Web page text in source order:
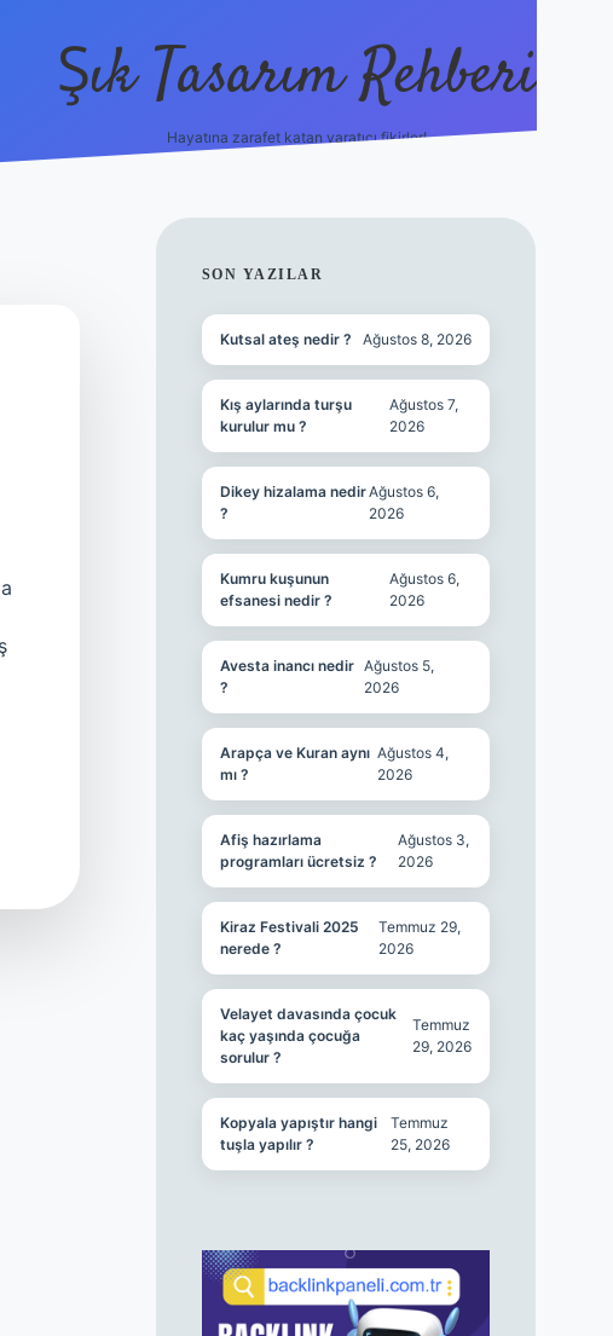
Şık Tasarım Rehberi
Hayatına zarafet katan yaratıcı fikirler!
SIDEBAR
SON YAZILAR
Kutsal ateş nedir ? Ağustos 8, 2026
Kış aylarında turşu
kurulur mu ?
Ağustos 7,
2026
Dikey hizalama nedir
?
Ağustos 6,
2026
Kumru kuşunun
efsanesi nedir ?
Ağustos 6,
2026
Avesta inancı nedir
?
Ağustos 5,
2026
Arapça ve Kuran aynı
mı ?
Ağustos 4,
2026
Afiş hazırlama
programları ücretsiz ?
Ağustos 3,
2026
Kiraz Festivali 2025
nerede ?
Temmuz 29,
2026
Velayet davasında çocuk
kaç yaşında çocuğa
sorulur ?
Temmuz
29, 2026
Kopyala yapıştır hangi
tuşla yapılır ?
Temmuz
25, 2026
vdcasino giriş